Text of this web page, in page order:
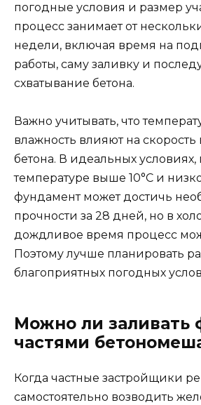
погодные условия и размер
процесс занимает от
недели, включая время на
работы, саму заливку и
схватывание бетона.
Важно учитывать, что
влажность влияют на
бетона. В идеальных условиях,
температуре выше 10°C и
фундамент может достичь
прочности за 28 дней, но в
дождливое время процесс
Поэтому лучше планировать
благоприятных погодных
Можно ли заливать
частями
Когда частные застройщики
самостоятельно возводить